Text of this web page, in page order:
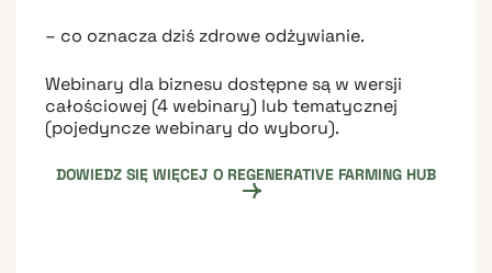
– co oznacza dziś zdrowe odżywianie.
Webinary dla biznesu dostępne są w wersji
całościowej (4 webinary) lub tematycznej
(pojedyncze webinary do wyboru).
DOWIEDZ SIĘ WIĘCEJ O REGENERATIVE FARMING HUB